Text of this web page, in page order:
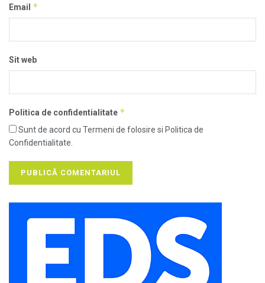
Email *
Sit web
Politica de confidentialitate *
Sunt de acord cu Termeni de folosire si Politica de
Confidentialitate.